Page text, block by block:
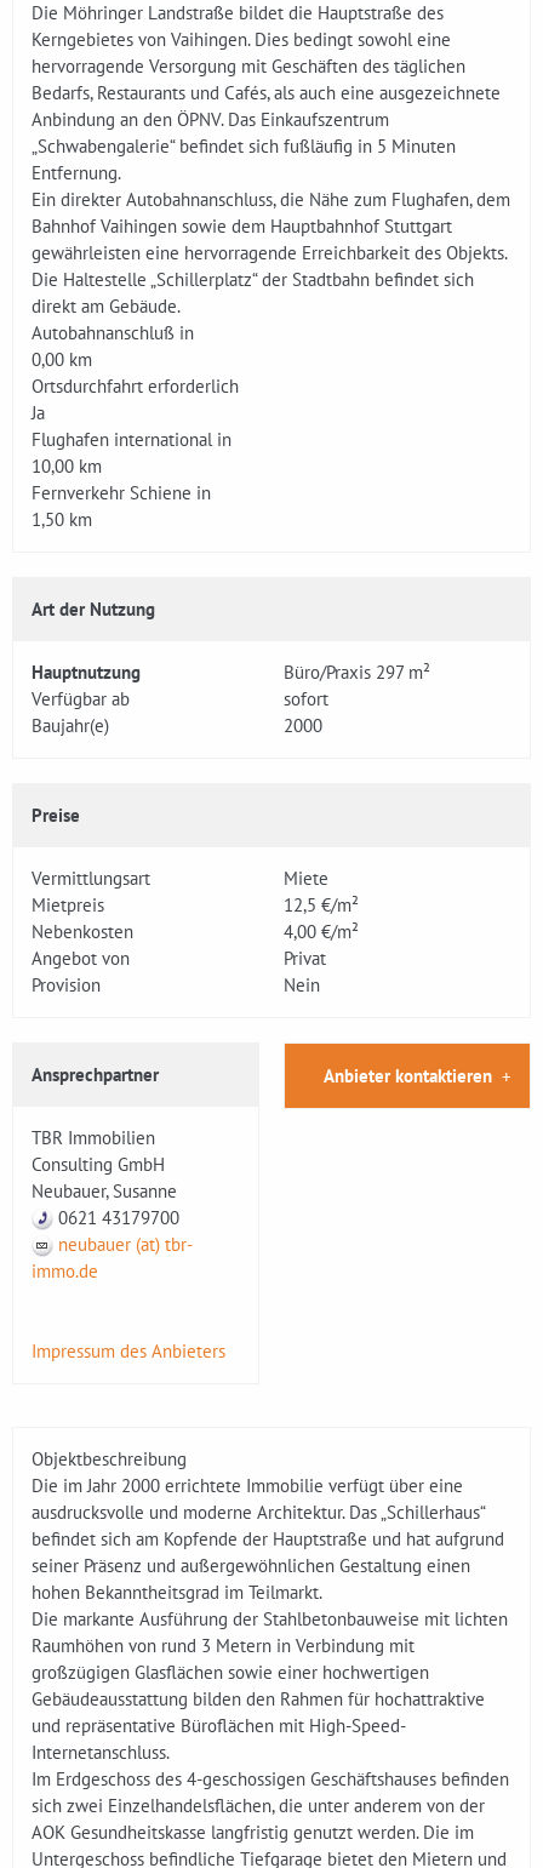
Die Möhringer Landstraße bildet die Hauptstraße des
Kerngebietes von Vaihingen. Dies bedingt sowohl eine
hervorragende Versorgung mit Geschäften des täglichen
Bedarfs, Restaurants und Cafés, als auch eine ausgezeichnete
Anbindung an den ÖPNV. Das Einkaufszentrum
„Schwabengalerie“ befindet sich fußläufig in 5 Minuten
Entfernung.
Ein direkter Autobahnanschluss, die Nähe zum Flughafen, dem
Bahnhof Vaihingen sowie dem Hauptbahnhof Stuttgart
gewährleisten eine hervorragende Erreichbarkeit des Objekts.
Die Haltestelle „Schillerplatz“ der Stadtbahn befindet sich
direkt am Gebäude.
Autobahnanschluß in
0,00 km
Ortsdurchfahrt erforderlich
Ja
Flughafen international in
10,00 km
Fernverkehr Schiene in
1,50 km
Art der Nutzung
Hauptnutzung
Büro/Praxis 297 m²
Verfügbar ab
sofort
Baujahr(e)
2000
Preise
Vermittlungsart
Miete
Mietpreis
12,5 €/m²
Nebenkosten
4,00 €/m²
Angebot von
Privat
Provision
Nein
Ansprechpartner
TBR Immobilien
Consulting GmbH
Neubauer, Susanne
0621 43179700
neubauer (at) tbr-
immo.de
Impressum des Anbieters
Anbieter kontaktieren
Objektbeschreibung
Die im Jahr 2000 errichtete Immobilie verfügt über eine
ausdrucksvolle und moderne Architektur. Das „Schillerhaus“
befindet sich am Kopfende der Hauptstraße und hat aufgrund
seiner Präsenz und außergewöhnlichen Gestaltung einen
hohen Bekanntheitsgrad im Teilmarkt.
Die markante Ausführung der Stahlbetonbauweise mit lichten
Raumhöhen von rund 3 Metern in Verbindung mit
großzügigen Glasflächen sowie einer hochwertigen
Gebäudeausstattung bilden den Rahmen für hochattraktive
und repräsentative Büroflächen mit High-Speed-
Internetanschluss.
Im Erdgeschoss des 4-geschossigen Geschäftshauses befinden
sich zwei Einzelhandelsflächen, die unter anderem von der
AOK Gesundheitskasse langfristig genutzt werden. Die im
Untergeschoss befindliche Tiefgarage bietet den Mietern und